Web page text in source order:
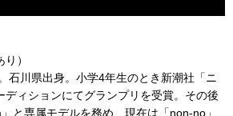
）
石川県出身。小学4年生のとき新潮社「ニ
ィションにてグランプリを受賞。その後
と専属モデルを務め、現在は「non-no」